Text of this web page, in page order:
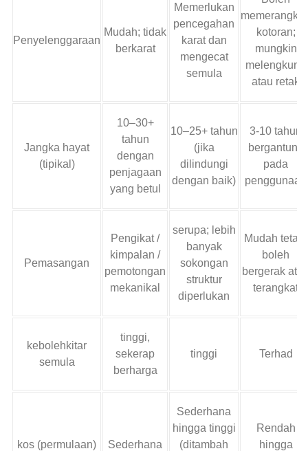
Penyelenggaraan
Mudah; tidak
berkarat
Memerlukan
pencegahan
karat dan
mengecat
semula
kotoran;
mungkin
melengkung
atau retak
Jangka hayat
(tipikal)
10–30+
tahun
dengan
penjagaan
yang betul
10–25+ tahun
(jika
dilindungi
dengan baik)
3-10 tahun
bergantung
pada
penggunaan
Pemasangan
Pengikat /
kimpalan /
pemotongan
mekanikal
serupa; lebih
banyak
sokongan
struktur
diperlukan
Mudah tetapi
boleh
bergerak
terangkat
kebolehkitar
semula
tinggi,
sekerap
berharga
tinggi Terhad
kos (permulaan) Sederhana
Sederhana
hingga tinggi
(ditambah
Rendah
hingga